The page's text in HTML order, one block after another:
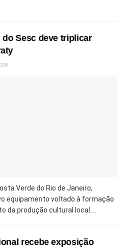
Sesc deve triplicar
Verde do Rio de Janeiro,
equipamento voltado à formação
produção cultural local....
recebe exposição